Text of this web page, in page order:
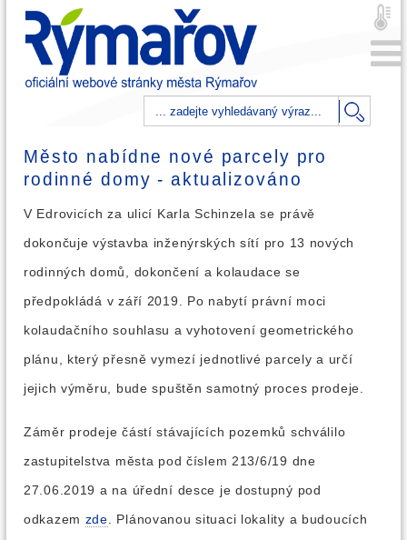
Město nabídne nové parcely pro
rodinné domy - aktualizováno
V Edrovicích za ulicí Karla Schinzela se právě
dokončuje výstavba inženýrských sítí pro 13 nových
rodinných domů, dokončení a kolaudace se
předpokládá v září 2019. Po nabytí právní moci
kolaudačního souhlasu a vyhotovení geometrického
plánu, který přesně vymezí jednotlivé parcely a určí
jejich výměru, bude spuštěn samotný proces prodeje.
Záměr prodeje částí stávajících pozemků schválilo
zastupitelstva města pod číslem 213/6/19 dne
27.06.2019 a na úřední desce je dostupný pod
odkazem zde . Plánovanou situaci lokality a budoucích